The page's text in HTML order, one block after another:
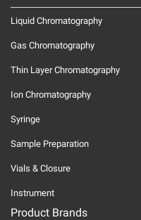
Liquid Chromatography
Gas Chromatography
Thin Layer Chromatography
Ion Chromatography
Syringe
Sample Preparation
Vials & Closure
Instrument
Product Brands